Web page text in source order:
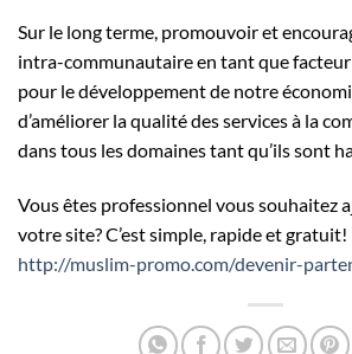
Sur le long terme, promouvoir et
intra-communautaire en tant que
pour le développement de notre
d’améliorer la qualité des services à la
dans tous les domaines tant qu’ils sont
Vous êtes professionnel vous souhaitez
votre site? C’est simple, rapide et gratuit!
http://muslim-promocom/devenir-